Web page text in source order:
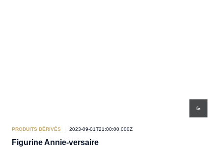
PRODUITS DÉRIVÉS 2023-09-01T21:00:00.000Z
Figurine Annie-versaire